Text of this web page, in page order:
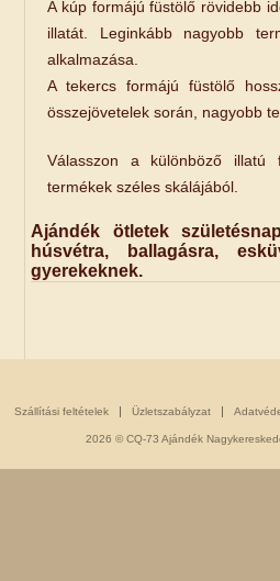
A kúp formájú füstölő rövidebb
illatát. Leginkább nagyobb
alkalmazása.
A tekercs formájú füstölő
összejövetelek során, nagyobb
Válasszon a különböző illatú
termékek széles skálájából.
Ajándék ötletek
húsvétra, ballagásra,
gyerekeknek.
Szállítási feltételek Üzletszabályzat
2026 © CQ-73 Ajándék